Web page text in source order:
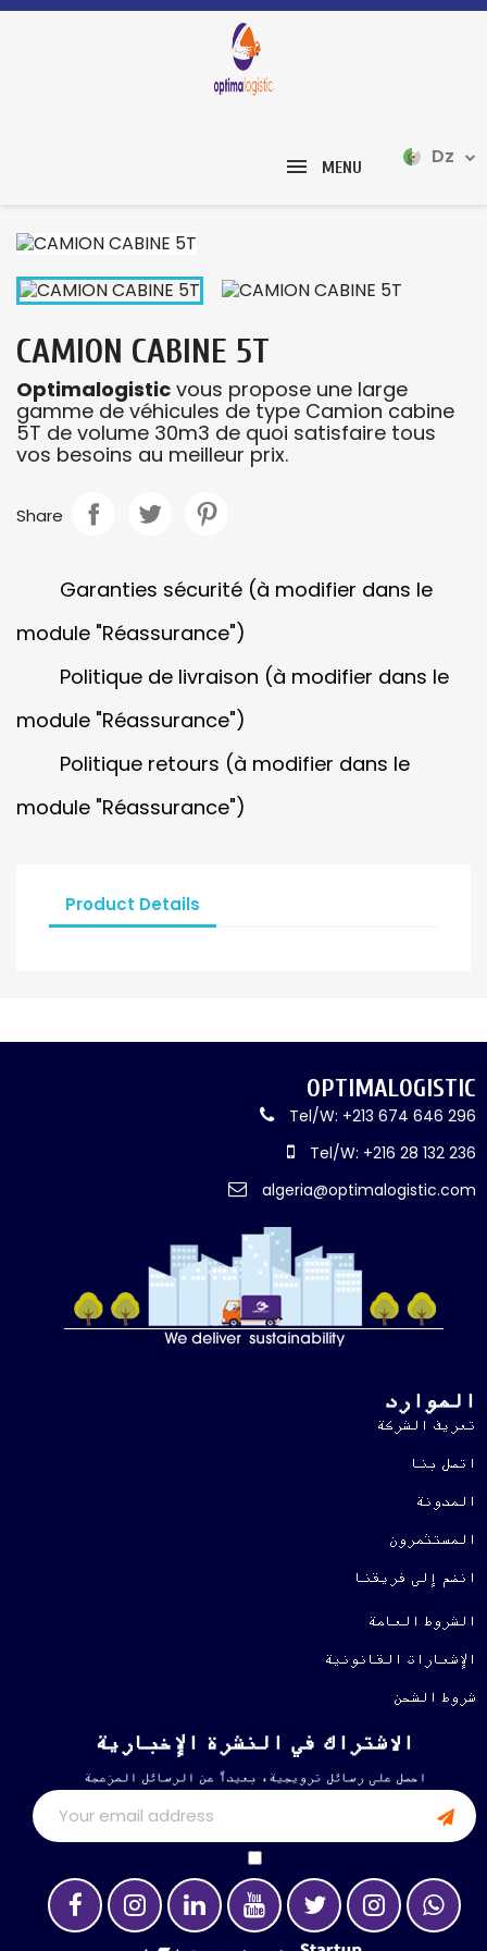
MENU Dz
CAMION CABINE 5T
Optimalogistic vous propose une large
gamme de véhicules de type Camion cabine
5T de volume 30m3 de quoi satisfaire tous
vos besoins au meilleur prix.
Share
Garanties sécurité (à modifier dans le
module "Réassurance")
Politique de livraison (à modifier dans le
module "Réassurance")
Politique retours (à modifier dans le
module "Réassurance")
Product Details
OPTIMALOGISTIC
Tel/W: +213 674 646 296
Tel/W: +216 28 132 236
algeria@optimalogistic.com
الموارد
تعريف الشركة
اتصل بنا
المدونة
المستثمرون
انضم إلى فريقنا
الشروط العامة
الإشعارات القانونية
شروط الشحن
الاشتراك في النشرة الإخبارية
احصل على رسائل ترويجية، بعيداً عن الرسائل المزعجة